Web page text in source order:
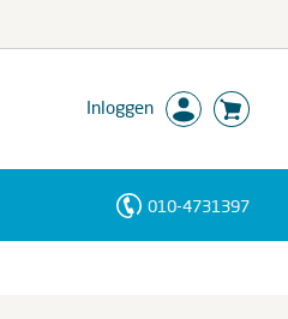
Inloggen
010-4731397